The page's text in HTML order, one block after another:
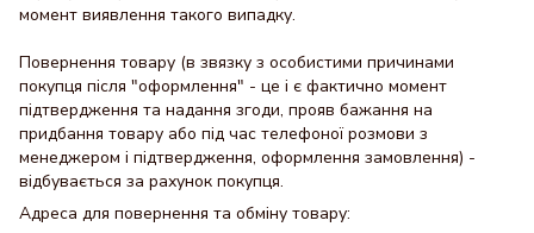
момент виявлення такого випадку.
Повернення товару (в звязку з особистими причинами
покупця після "оформлення" - це і є фактично момент
підтвердження та надання згоди, прояв бажання на
придбання товару або під час телефоної розмови з
менеджером і підтвердження, оформлення замовлення) -
відбувається за рахунок покупця.
Адреса для повернення та обміну товару: